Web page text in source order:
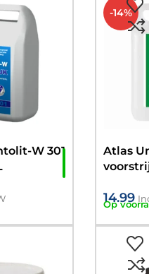
W 301
-14%
Atlas
14.99
Op